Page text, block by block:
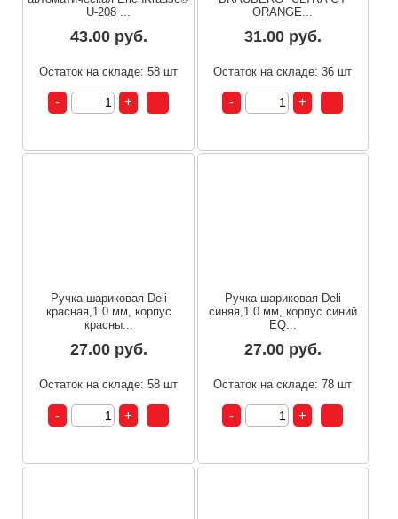
U-208 ...
43.00 руб.
Остаток на складе: 58 шт
ORANGE...
31.00 руб.
Остаток на складе: 36 шт
Ручка шариковая Deli
красная,1.0 мм, корпус
красны...
27.00 руб.
Остаток на складе: 58 шт
Ручка шариковая Deli
синяя,1.0 мм, корпус синий
EQ...
27.00 руб.
Остаток на складе: 78 шт